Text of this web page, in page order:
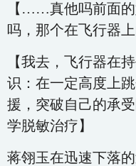
【……真他吗前面
吗，那个在飞行器
【我去，飞行器在
识：在一定高度上
援，突破自己的承
学脱敏治疗】
蒋翎玉在迅速下落